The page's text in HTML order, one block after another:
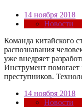
14 ноября 2018
Новости
Команда китайского
распознавания
уже внедряет
Инструмент
преступников.
14 ноября 2018
Новости